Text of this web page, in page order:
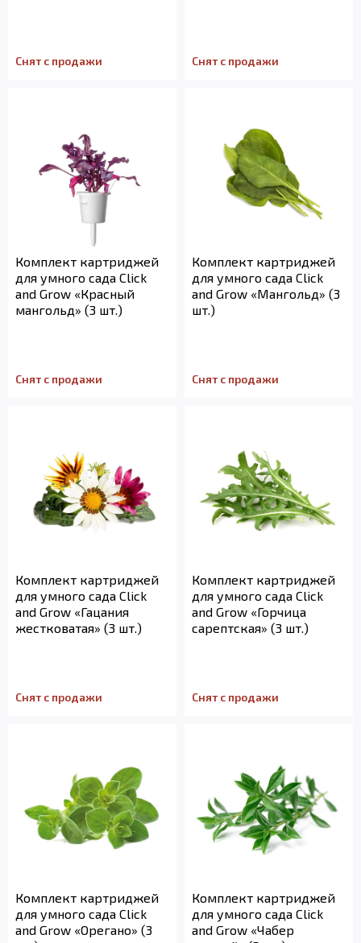
Снят с продажи Снят с продажи
Комплект картриджей
для умного сада Click
and Grow «Красный
мангольд» (3 шт.)
Снят с продажи
Комплект картриджей
для умного сада Click
and Grow «Мангольд» (3
шт.)
Снят с продажи
Комплект картриджей
для умного сада Click
and Grow «Гацания
жестковатая» (3 шт.)
Снят с продажи
Комплект картриджей
для умного сада Click
and Grow «Горчица
сарептская» (3 шт.)
Снят с продажи
Комплект картриджей
для умного сада Click
and Grow «Орегано» (3
Комплект картриджей
для умного сада Click
and Grow «Чабер